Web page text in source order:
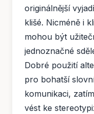
originálnější
klišé. Nicméně i
mohou být
jednoznačné
Dobré použití
pro bohatší
komunikaci,
vést ke